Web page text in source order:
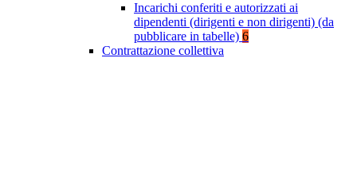
Incarichi conferiti e autorizzati ai
dipendenti (dirigenti e non dirigenti) (da
pubblicare in tabelle) 6
Contrattazione collettiva